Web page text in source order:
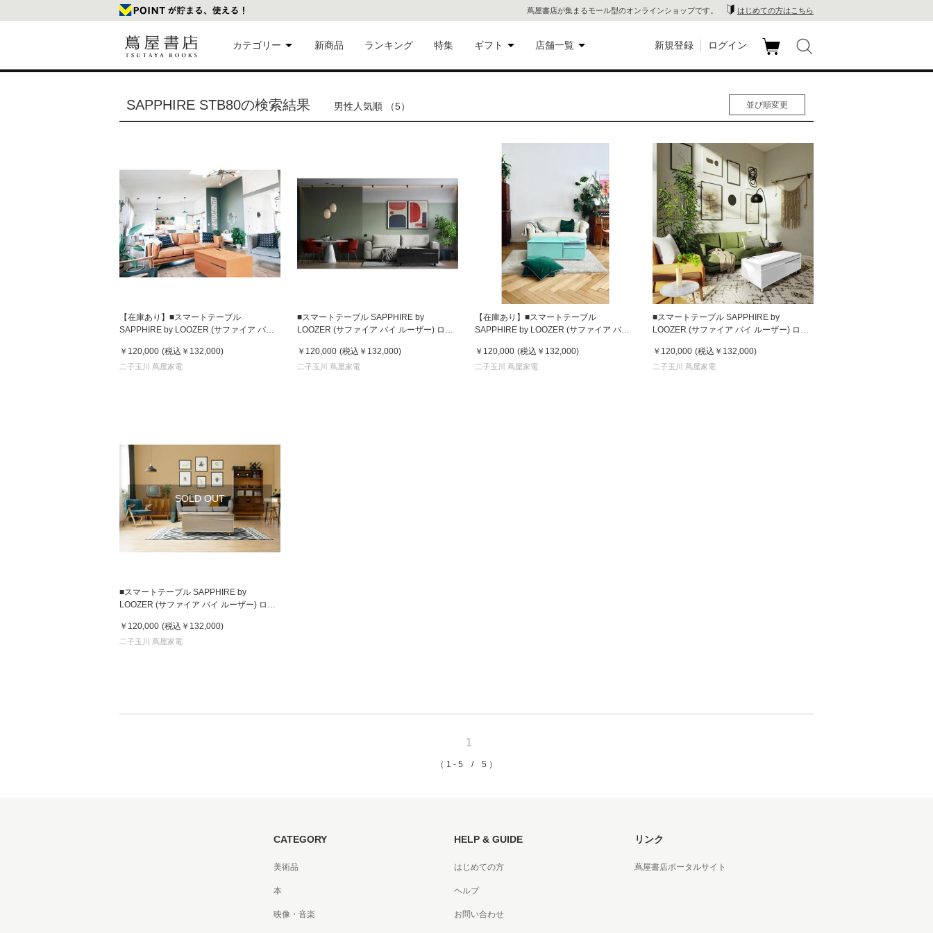
蔦屋書店が集まるモール型のオンラインショップです。 はじめての方はこちら
カテゴリー
映像・音
文具
家電
新商品 ランキング 特集 ギフト 店舗一覧
屋書店
銀座 蔦屋
書店
六本木 蔦
屋書店
ート
新規登録 ログイン
SAPPHIRE STB80の検索結果 男性人気順 （5）
並び順変更
人気順
新着順
価格の安い順
価格の高い順
【在庫あり】■スマートテーブル
SAPPHIRE by LOOZER (サファイア バイ
リコット) (4550230357833)
￥120,000 (税込 ￥132,000)
二子玉川 蔦屋家電
■スマートテーブル SAPPHIRE by
LOOZER (サファイア バイ ルーザー) ロイ
(4550230357826)
￥120,000 (税込 ￥132,000)
二子玉川 蔦屋家電
【在庫あり】■スマートテーブル
SAPPHIRE by LOOZER (サファイア バイ
(4550230357840)
￥120,000 (税込 ￥132,000)
二子玉川 蔦屋家電
■スマートテーブル SAPPHIRE by
LOOZER (サファイア バイ ルーザー) ロイ
(4550230357819)
￥120,000 (税込 ￥132,000)
二子玉川 蔦屋家電
SOLD OUT
■スマートテーブル SAPPHIRE by
LOOZER (サファイア バイ ルーザー) ロイ
(4550230357857)
￥120,000 (税込 ￥132,000)
二子玉川 蔦屋家電
1
（ 1 - 5 / 5 ）
CATEGORY
美術品
本
映像・音楽
HELP & GUIDE
はじめての方
ヘルプ
お問い合わせ
リンク
蔦屋書店ポータルサイト